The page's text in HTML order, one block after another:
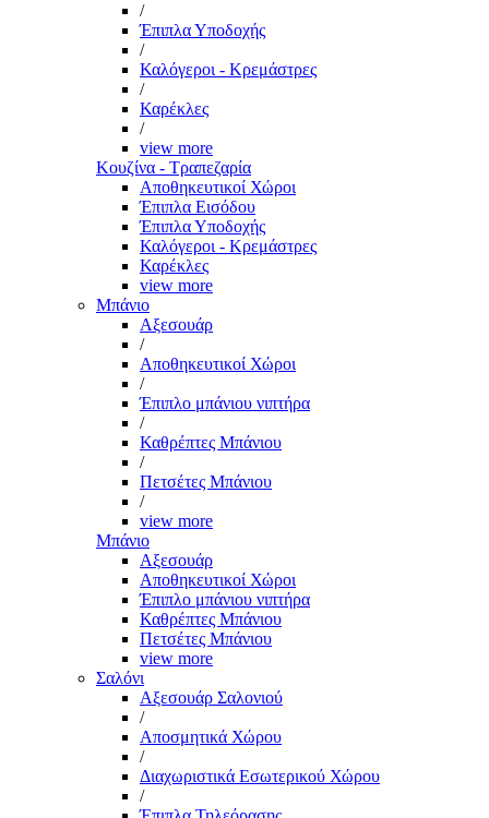
/
Έπιπλα Υποδοχής
/
Καλόγεροι - Κρεμάστρες
/
Καρέκλες
/
view more
Κουζίνα - Τραπεζαρία
Αποθηκευτικοί Χώροι
Έπιπλα Εισόδου
Έπιπλα Υποδοχής
Καλόγεροι - Κρεμάστρες
Καρέκλες
view more
Μπάνιο
Αξεσουάρ
/
Αποθηκευτικοί Χώροι
/
Έπιπλο μπάνιου νιπτήρα
/
Καθρέπτες Μπάνιου
/
Πετσέτες Μπάνιου
/
view more
Μπάνιο
Αξεσουάρ
Αποθηκευτικοί Χώροι
Έπιπλο μπάνιου νιπτήρα
Καθρέπτες Μπάνιου
Πετσέτες Μπάνιου
view more
Σαλόνι
Αξεσουάρ Σαλονιού
/
Αποσμητικά Χώρου
/
Διαχωριστικά Εσωτερικού Χώρου
/